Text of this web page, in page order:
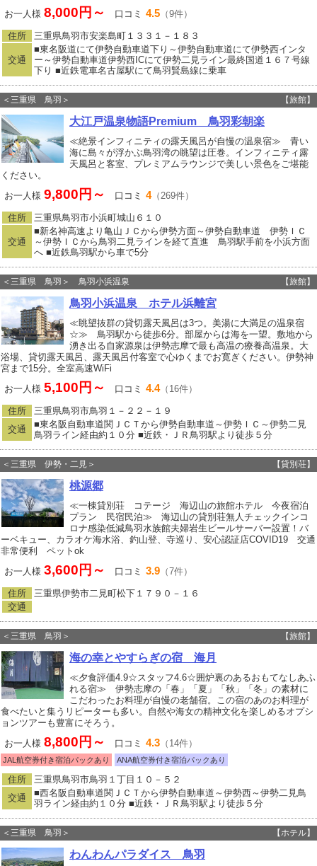
お一人様 8,000円～ 口コミ 4.5 （9件）
住所 三重県鳥羽市安楽島町１３３１－１８３
交通
■東名阪道にて伊勢自動車道下り～伊勢自動車道にて伊勢西インタ
ー～伊勢自動車道伊勢西ICにて伊勢二見ライン最終国道１６７号線
下り ■近鉄電車名古屋駅にて鳥羽賢島線に乗車
＜三重県 鳥羽＞ 【旅館】
大江戸温泉物語Premium 鳥羽彩朝楽
≪絶景インフィニティの露天風呂が自慢の温泉宿≫ 青い
海に島々が浮かぶ鳥羽湾の眺望は圧巻。インフィニティ露
天風呂と客室、プレミアムラウンジで美しい景色をご堪能
ください。
お一人様 9,800円～ 口コミ 4（269件）
住所 三重県鳥羽市小浜町城山６１０
交通
■新名神高速より亀山ＪＣから伊勢方面～伊勢自動車道 伊勢ＩＣ
～伊勢ＩＣから鳥羽二見ラインを経て直進 鳥羽駅手前を小浜方面
へ ■近鉄鳥羽駅から車で5分
＜三重県 鳥羽＞ 鳥羽小浜温泉 【旅館】
鳥羽小浜温泉 ホテル浜離宮
≪眺望抜群の貸切露天風呂は3つ。美湯に大満足の温泉宿
☆≫ 鳥羽駅から徒歩6分。部屋からは海を一望。敷地から
湧き出る自家源泉は伊勢志摩で最も高温の療養高温泉。大
浴場、貸切露天風呂、露天風呂付客室で心ゆくまでお寛ぎください。伊勢神
宮まで15分。全室高速WiFi
お一人様 5,100円～ 口コミ 4.4（16件）
住所
三重県鳥羽市鳥羽１－２２－１９
交通
■東名阪自動車道関ＪＣＴから伊勢自動車道～伊勢ＩＣ～伊勢二見
鳥羽ライン経由約１０分 ■近鉄・ＪＲ鳥羽駅より徒歩５分
＜三重県 伊勢・二見＞ 【貸別荘】
桃源郷
≪一棟貸別荘 コテージ 海辺山の旅館ホテル 今夜宿泊
プラン 民宿民泊≫ 海辺山の貸別荘無人チェックインコ
ロナ感染低減鳥羽水族館夫婦岩生ビールサーバー設置！バ
ーベキュー、カラオケ海水浴、釣山登、寺巡り、安心認証店COVID19 交通
非常便利 ペットok
お一人様 3,600円～ 口コミ 3.9 （7件）
住所
三重県伊勢市二見町松下１７９０－１６
交通
＜三重県 鳥羽＞ 【旅館】
海の幸とやすらぎの宿 海月
≪夕食評価4.9☆スタッフ4.6☆囲炉裏のあるおもてなしあふ
れる宿≫ 伊勢志摩の「春」「夏」「秋」「冬」の素材に
こだわったお料理が自慢の老舗宿。この宿のあのお料理が
食べたいと集うリピーターも多い。自然や海女の精神文化を楽しめるオプシ
ョンツアーも豊富にそろう。
お一人様 8,800円～ 口コミ 4.3 （14件）
JAL航空券付き宿泊パックあり ANA航空券付き宿泊パックあり
住所
三重県鳥羽市鳥羽１丁目１０－５２
交通
■西名阪自動車道関ＪＣＴから伊勢自動車道～伊勢西～伊勢二見鳥
羽ライン経由約１０分 ■近鉄・ＪＲ鳥羽駅より徒歩５分
＜三重県 鳥羽＞ 【ホテル】
わんわんパラダイス 鳥羽